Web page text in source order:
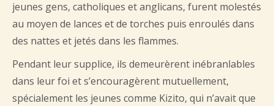
jeunes gens, catholiques et anglicans, furent molestés
au moyen de lances et de torches puis enroulés dans
des nattes et jetés dans les flammes.
Pendant leur supplice, ils demeurèrent inébranlables
dans leur foi et s’encouragèrent mutuellement,
spécialement les jeunes comme Kizito, qui n’avait que